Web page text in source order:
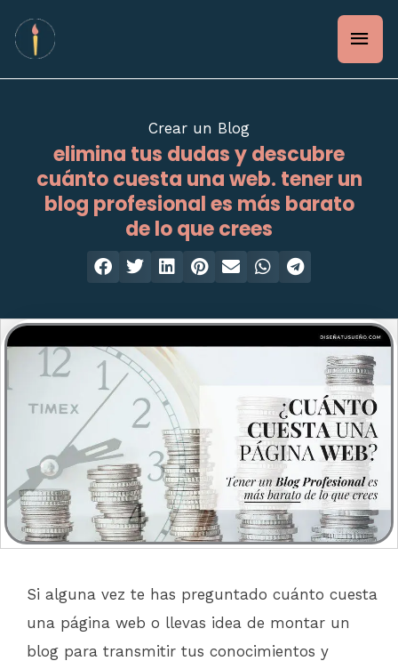
Crear un Blog
elimina tus dudas y descubre
cuánto cuesta una web. tener un
blog profesional es más barato
de lo que crees
Si alguna vez te has preguntado cuánto cuesta
una página web o llevas idea de montar un
blog para transmitir tus conocimientos y